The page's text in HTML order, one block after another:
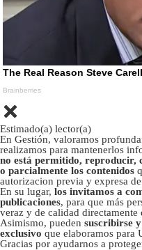
Estimado(a) lector(a)
En Gestión, valoramos
realizamos para mantenerlos
no está permitido,
o parcialmente los contenidos
autorizacion previa y expresa
En su lugar, los invitamos a
publicaciones, para que más
veraz y de calidad directamente
Asimismo, pueden suscribirse
exclusivo que elaboramos para
Gracias por ayudarnos a